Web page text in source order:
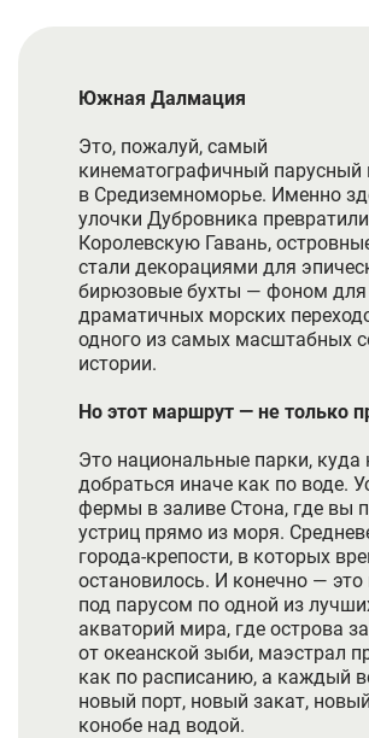
Южная Далмация
Это, пожалуй, самый
кинематографичный
в Средиземноморье. Именно
улочки Дубровника
Королевскую Гавань,
стали декорациями для
бирюзовые бухты — фоном для
драматичных морских
одного из самых масштабных
истории.
Но этот маршрут — не только
Это национальные парки, куда
добраться иначе как по воде.
фермы в заливе Стона, где вы
устриц прямо из моря.
города-крепости, в которых
остановилось. И конечно — это
под парусом по одной из
акваторий мира, где острова
от океанской зыби, маэстрал
как по расписанию, а каждый
новый порт, новый закат,
конобе над водой.